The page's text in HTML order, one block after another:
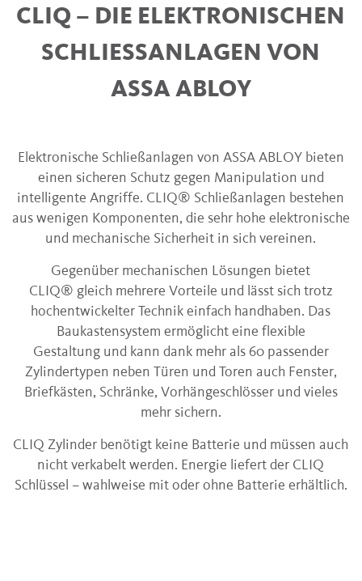
CLIQ – DIE ELEKTRONISCHEN
SCHLIESSANLAGEN VON A
SSA ABLOY
Elektronische Schließanlagen von ASSA ABLOY bieten
einen sicheren Schutz gegen Manipulation und
intelligente Angriffe. CLIQ® Schließanlagen bestehen
aus wenigen Komponenten, die sehr hohe elektronische
und mechanische Sicherheit in sich vereinen.
Gegenüber mechanischen Lösungen bietet
CLIQ® gleich mehrere Vorteile und lässt sich trotz
hochentwickelter Technik einfach handhaben. Das
Baukastensystem ermöglicht eine flexible
Gestaltung und kann dank mehr als 60 passender
Zylindertypen neben Türen und Toren auch Fenster,
Briefkästen, Schränke, Vorhängeschlösser und vieles
mehr sichern.
CLIQ Zylinder benötigt keine Batterie und müssen auch
nicht verkabelt werden. Energie liefert der CLIQ
Schlüssel – wahlweise mit oder ohne Batterie erhältlich.